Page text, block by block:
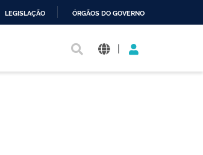
LEGISLAÇÃO ÓRGÃOS DO GOVERNO
|